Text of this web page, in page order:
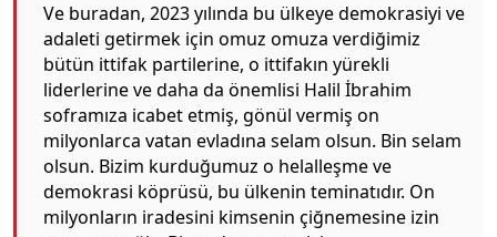
Ve buradan, 2023 yılında bu ülkeye demokrasiyi ve
adaleti getirmek için omuz omuza verdiğimiz
bütün ittifak partilerine, o ittifakın yürekli
liderlerine ve daha da önemlisi Halil İbrahim
soframıza icabet etmiş, gönül vermiş on
milyonlarca vatan evladına selam olsun. Bin selam
olsun. Bizim kurduğumuz o helalleşme ve
demokrasi köprüsü, bu ülkenin teminatıdır. On
milyonların iradesini kimsenin çiğnemesine izin